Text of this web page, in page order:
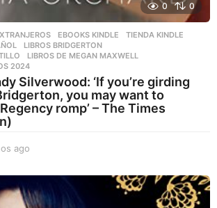
0 0
,EBOOKS KINDLE ,TIENDA KINDLE
,LIBROS BRIDGERTON
,LIBROS DE MEGAN MAXWELL
2024
Silverwood: ‘If you’re girding
you may want to
romp’ – The Times
ago
ñ
o
s